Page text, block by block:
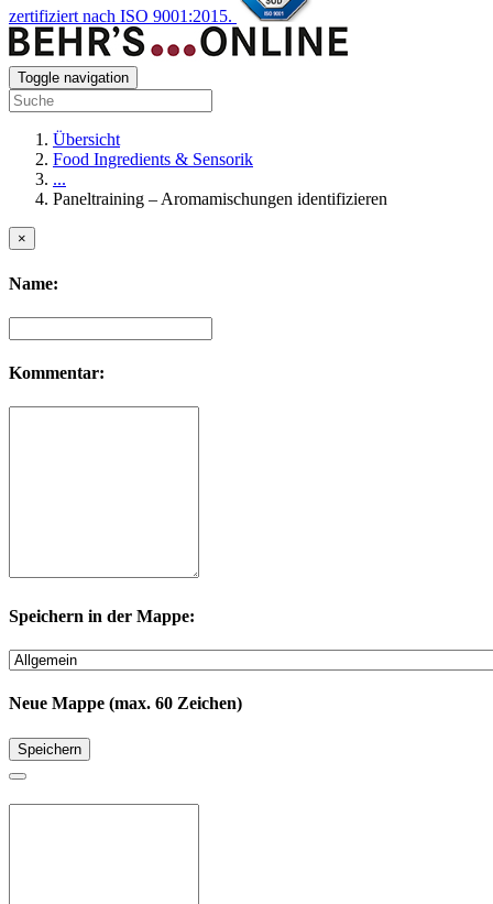
zertifiziert nach ISO 9001:2015.
Toggle navigation
Übersicht
Food Ingredients & Sensorik
...
Paneltraining – Aromamischungen identifizieren
×
Name:
Kommentar:
Speichern in der Mappe:
Neue Mappe (max. 60 Zeichen)
Speichern